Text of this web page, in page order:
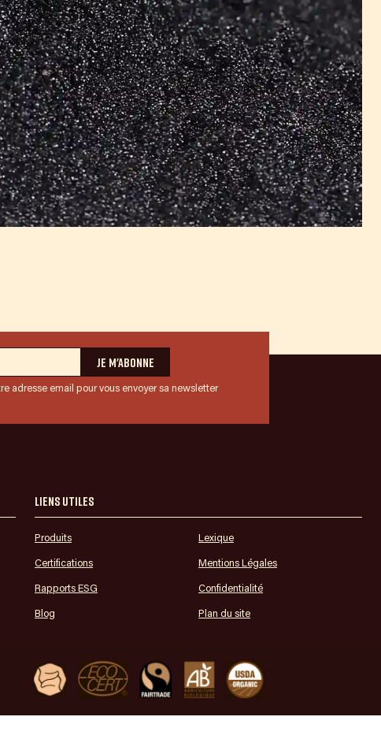
adresse email pour vous envoyer sa newsletter
Liens utiles
Produits Lexique
Certifications Mentions Légales
Rapports ESG Confidentialité
Blog Plan du site